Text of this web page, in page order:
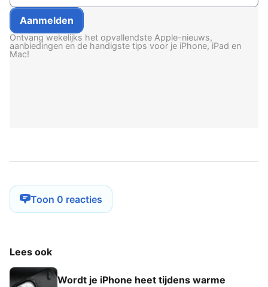
Ontvang wekelijks het opvallendste Apple-nieuws,
aanbiedingen en de handigste tips voor je iPhone, iPad en
Mac!
Toon 0 reacties
Lees ook
Wordt je iPhone heet tijdens warme